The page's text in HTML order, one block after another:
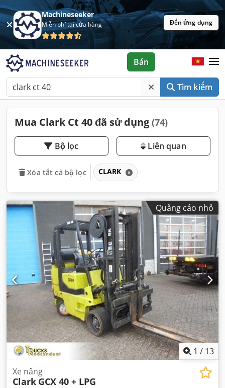
Machineseeker
Miễn phí tại cửa hàng Đến ứng dụng
Tìm kiếm
Bán
Mua Clark Ct 40 đã sử dụng (74)
Bộ lọc Liên quan
Xóa tất cả bộ lọc CLARK
Quảng cáo nhỏ
1 / 13
Xe nâng
Clark GCX 40 + LPG